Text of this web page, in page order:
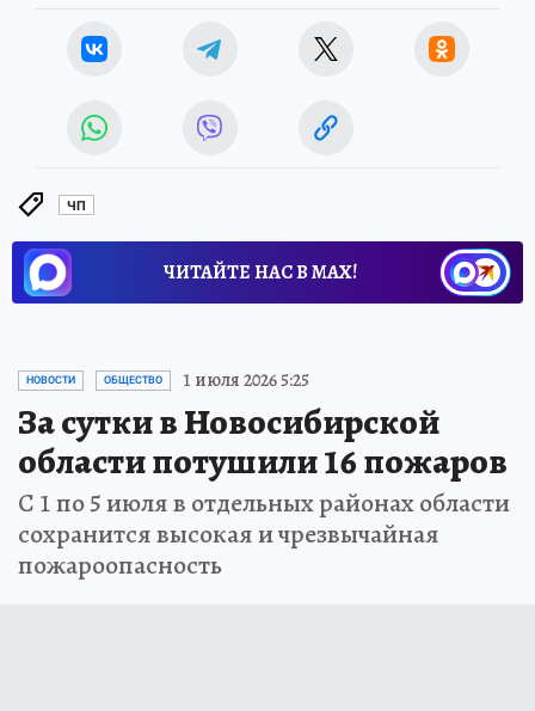
ЧП
ЧИТАЙТЕ НАС В МАХ!
НОВОСТИ ОБЩЕСТВО 1 июля 2026 5:25
За сутки в Новосибирской
области потушили 16 пожаров
С 1 по 5 июля в отдельных районах области
сохранится высокая и чрезвычайная
пожароопасность